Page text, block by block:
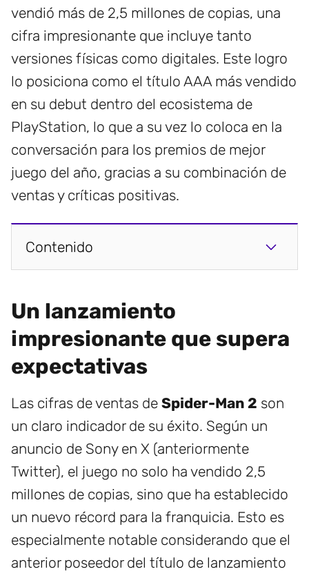
vendió más de 2,5 millones de copias, una
cifra impresionante que incluye tanto
versiones físicas como digitales. Este logro
lo posiciona como el título AAA más vendido
en su debut dentro del ecosistema de
PlayStation, lo que a su vez lo coloca en la
conversación para los premios de mejor
juego del año, gracias a su combinación de
ventas y críticas positivas.
Contenido
Un lanzamiento
impresionante que supera
expectativas
Las cifras de ventas de Spider-Man 2 son
un claro indicador de su éxito. Según un
anuncio de Sony en X (anteriormente
Twitter), el juego no solo ha vendido 2,5
millones de copias, sino que ha establecido
un nuevo récord para la franquicia. Esto es
especialmente notable considerando que el
anterior poseedor del título de lanzamiento